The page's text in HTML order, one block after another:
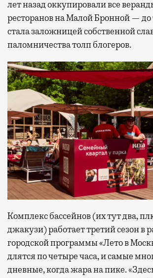
лет назад оккупировали все
ресторанов на Малой Бронной — до
стала заложницей собственной
паломничества толп блогеров.
Комплекс бассейнов (их тут два,
джакузи) работает третий сезон в
городской программы «Лето в
длятся по четыре часа, и самые
дневные, когда жара на пике.